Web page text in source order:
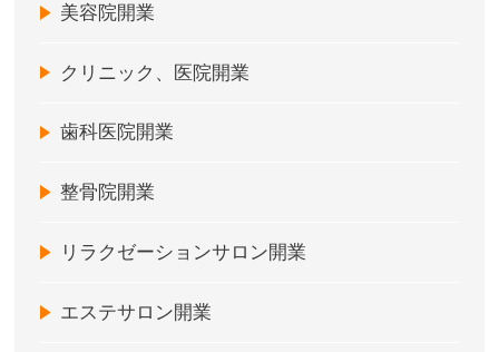
美容院開業
クリニック、医院開業
歯科医院開業
整骨院開業
リラクゼーションサロン開業
エステサロン開業